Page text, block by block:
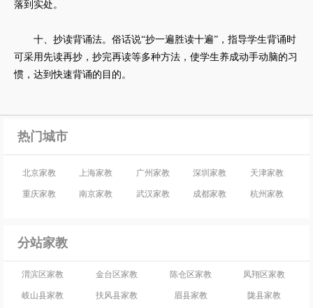
落到实处。
十、抄读背诵法。俗话说“抄一遍胜读十遍”，指导学生背诵时
可采用先读再抄，抄完再读等多种方法，使学生养成动手动脑的习
惯，达到快速背诵的目的。
热门城市
北京家教 上海家教 广州家教 深圳家教 天津家教
重庆家教 南京家教 武汉家教 成都家教 杭州家教
分站家教
渭滨区家教 金台区家教 陈仓区家教 凤翔区家教
岐山县家教 扶风县家教 眉县家教 陇县家教